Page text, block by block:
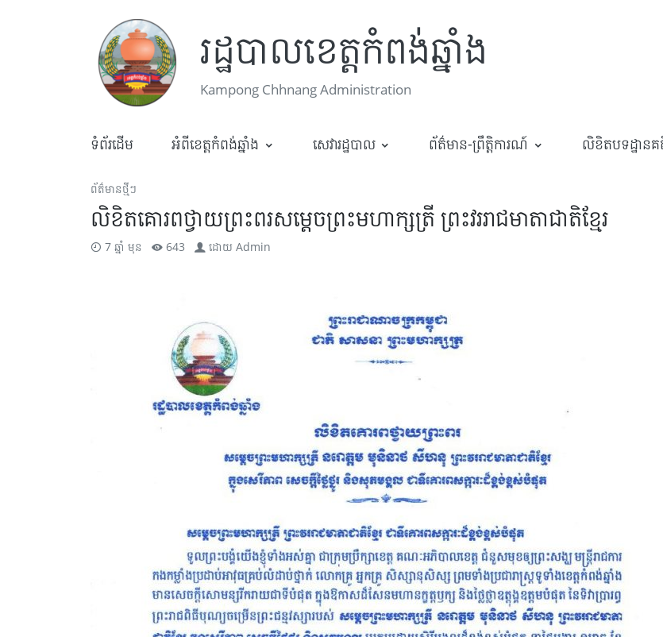
រដ្ឋបាលខេត្តកំពង់ឆ្នាំង
Kampong Chhnang Administration
ទំព័រដើម អំពីខេត្តកំពង់ឆ្នាំង សេវារដ្ឋបាល ព័ត៌មាន-ព្រឹត្តិការណ៍ លិខិតបទដ្ឋានគ
ព័ត៌មានថ្មីៗ
លិខិតគោរពថ្វាយព្រះពរសម្ដេចព្រះមហាក្សត្រី ព្រះវររាជមាតាជាតិខ្មែរ
7 ឆ្នាំ មុន 643 ដោយ Admin